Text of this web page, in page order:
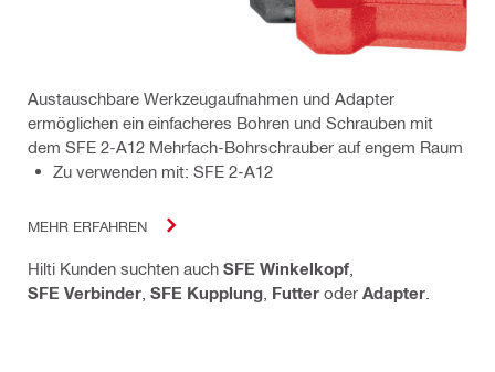
Austauschbare Werkzeugaufnahmen und Adapter
ermöglichen ein einfacheres Bohren und Schrauben mit
dem SFE 2-A12 Mehrfach-Bohrschrauber auf engem Raum
Zu verwenden mit: SFE 2-A12
MEHR ERFAHREN
Hilti Kunden suchten auch SFE Winkelkopf
SFE Verbinder SFE Kupplung Futter oder Adapter